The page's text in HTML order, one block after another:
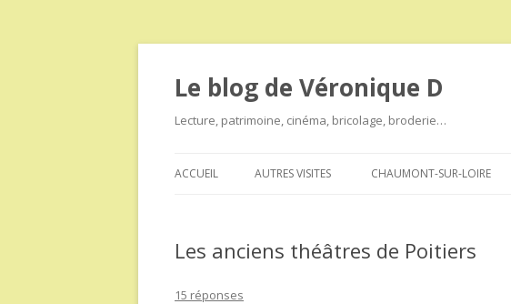
Le blog de Véronique D
Lecture, patrimoine, cinéma, bricolage, broderie…
ACCUEIL AUTRES VISITES CHAUMONT-SUR-LOIRE
Les anciens théâtres de Poitiers
15 réponses